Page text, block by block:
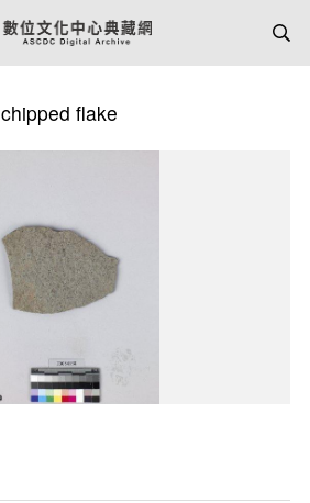
flake